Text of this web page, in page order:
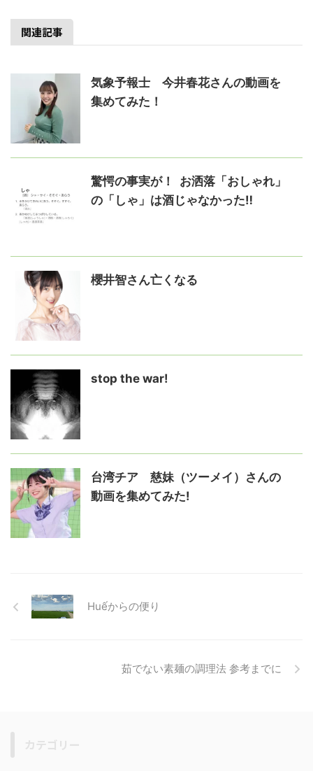
関連記事
気象予報士 今井春花さんの動画を
集めてみた！
驚愕の事実が！ お洒落「おしゃれ」
の「しゃ」は酒じゃなかった‼️
櫻井智さん亡くなる
stop the war!
台湾チア 慈妹（ツーメイ）さんの
動画を集めてみた!
Huếからの便り
茹でない素麺の調理法 参考までに